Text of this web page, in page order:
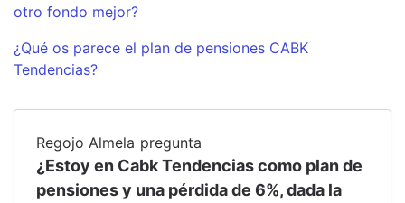
otro fondo mejor?
¿Qué os parece el plan de pensiones CABK
Tendencias?
Regojo Almela pregunta
¿Estoy en Cabk Tendencias como plan de
pensiones y una pérdida de 6%, dada la